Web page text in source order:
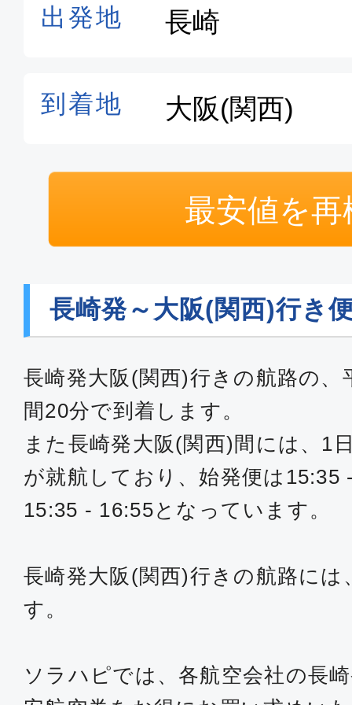
最安値を再
長崎発～大阪(関西)行き
長崎発大阪(関西)行きの航路の、
間20分で到着します。
また長崎発大阪(関西)間には、1
が就航しており、始発便は15:35
15:35 - 16:55となっています。
長崎発大阪(関西)行きの航路に
す。
ソラハピでは、各航空会社の長